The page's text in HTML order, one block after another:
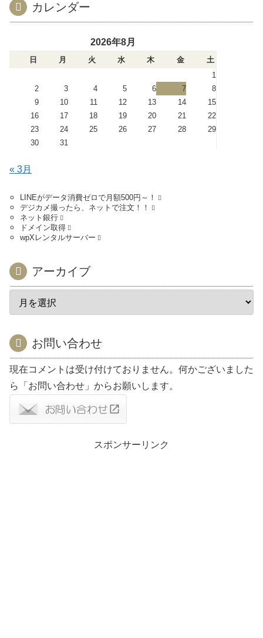
カレンダー
2026年8月
日 月 火 水 木 金
土
1
2
3 4 5 6 7
8
9
10 11 12 13 14
15
16
17 18 19 20 21
22
23
24 25 26 27 28
29
30
31
« 3月
LINEがデータ消費ゼロで月額500円～！
デジカメ撮ったら、ネットで注文！！
ネット銀行
ドメイン取得
wpXレンタルサーバー
アーカイブ
お問い合わせ
現在コメントは受け付けておりません。何かございました
ら「お問い合わせ」からお願いします。
スポンサーリンク